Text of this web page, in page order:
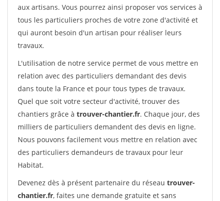
aux artisans. Vous pourrez ainsi proposer vos services à
tous les particuliers proches de votre zone d'activité et
qui auront besoin d'un artisan pour réaliser leurs
travaux.
L'utilisation de notre service permet de vous mettre en
relation avec des particuliers demandant des devis
dans toute la France et pour tous types de travaux.
Quel que soit votre secteur d'activité, trouver des
chantiers grâce à trouver-chantier.fr. Chaque jour, des
milliers de particuliers demandent des devis en ligne.
Nous pouvons facilement vous mettre en relation avec
des particuliers demandeurs de travaux pour leur
Habitat.
Devenez dès à présent partenaire du réseau trouver-
chantier.fr, faites une demande gratuite et sans